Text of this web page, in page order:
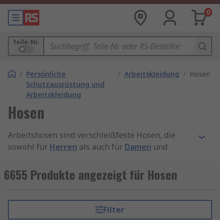
0
Teile-Nr.
/ Persönliche
Schutzausrüstung und
Arbeitskleidung
/ Arbeitskleidung / Hosen
Hosen
Arbeitshosen sind verschleißfeste Hosen, die
sowohl für Herren als auch für Damen und
entwickelt wurden. PSA-Hosen schützen die
Beine unter rauen und/oder potenziell
Strapazierfähigkeit die sind wesentlichsten
Aspekte, die beim Aussuchen von Arbeitshosen
6655 Produkte angezeigt für Hosen
Filter